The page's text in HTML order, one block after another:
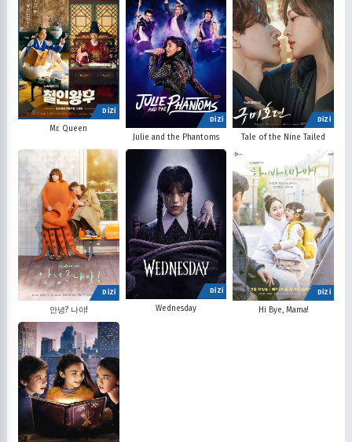
DİZİ
Mr. Queen
DİZİ
Julie and the Phantoms
DİZİ
Tale of the Nine Tailed
DİZİ
안녕? 나야!
DİZİ
Wednesday
DİZİ
Hi Bye, Mama!